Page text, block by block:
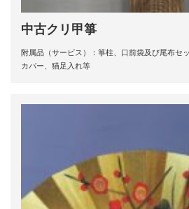
中古クリ甲箏
附属品（サービス）：箏柱、口前袋及び尾布セ
カバー、猫足入れ等